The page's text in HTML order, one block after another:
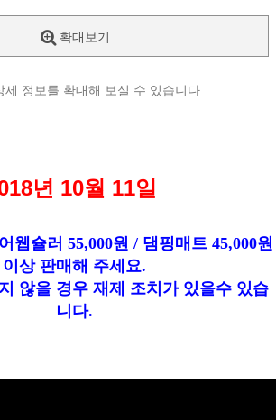
확대보기
세 정보를 확대해 보실 수 있습니다
년 10월 11일
웹슐러 55,000원 / 댐핑매트 45,000원
이상 판매해 주세요.
않을 경우 재제 조치가 있을수 있습
니다.